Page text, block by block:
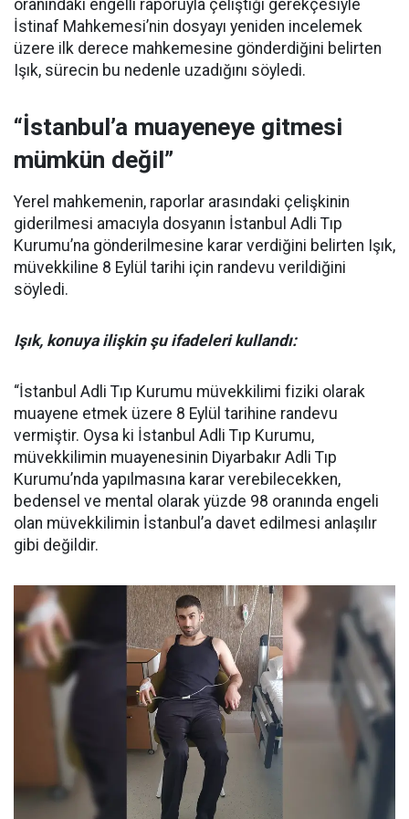
oranındaki engelli raporuyla çeliştiği gerekçesiyle
İstinaf Mahkemesi’nin dosyayı yeniden incelemek
üzere ilk derece mahkemesine gönderdiğini belirten
Işık, sürecin bu nedenle uzadığını söyledi.
“İstanbul’a muayeneye gitmesi
mümkün değil”
Yerel mahkemenin, raporlar arasındaki çelişkinin
giderilmesi amacıyla dosyanın İstanbul Adli Tıp
Kurumu’na gönderilmesine karar verdiğini belirten Işık,
müvekkiline 8 Eylül tarihi için randevu verildiğini
söyledi.
Işık, konuya ilişkin şu ifadeleri kullandı:
“İstanbul Adli Tıp Kurumu müvekkilimi fiziki olarak
muayene etmek üzere 8 Eylül tarihine randevu
vermiştir. Oysa ki İstanbul Adli Tıp Kurumu,
müvekkilimin muayenesinin Diyarbakır Adli Tıp
Kurumu’nda yapılmasına karar verebilecekken,
bedensel ve mental olarak yüzde 98 oranında engeli
olan müvekkilimin İstanbul’a davet edilmesi anlaşılır
gibi değildir.